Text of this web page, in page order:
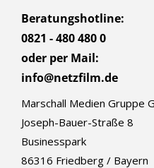
Beratungshotline:
0821 - 480 480 0
oder per Mail:
info@netzfilm.de
Marschall Medien Gruppe
Joseph-Bauer-Straße 8
Businesspark
86316 Friedberg / Bayern